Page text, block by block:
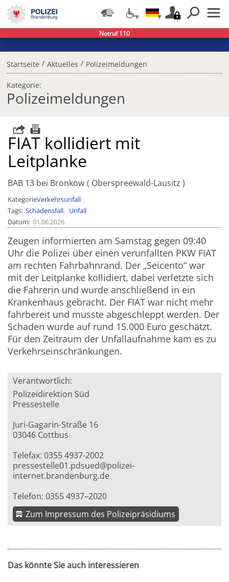
Startseite / Aktuelles / Polizeimeldungen
Kategorie:
Polizeimeldungen
FIAT kollidiert mit
Leitplanke
BAB 13 bei Bronkow Oberspreewald-Lausitz
KategorieVerkehrsunfall
Tags Schadensfall
Unfall
Datum 01.06.2026
Zeugen informierten am Samstag gegen 09:40
Uhr die Polizei über einen verunfallten PKW FIAT
am rechten Fahrbahnrand. Der „Seicento“ war
mit der Leitplanke kollidiert, dabei verletzte sich
die Fahrerin und wurde anschließend in ein
Krankenhaus gebracht. Der FIAT war nicht mehr
fahrbereit und musste abgeschleppt werden. Der
Schaden wurde auf rund 15.000 Euro geschätzt.
Für den Zeitraum der Unfallaufnahme kam es zu
Verkehrseinschränkungen.
Verantwortlich:
Polizeidirektion Süd
Pressestelle
Juri-Gagarin-Straße 16
03046 Cottbus
Telefax: 0355 4937-2002
pressestelle01.pdsued@polizei-
internet.brandenburg.de
Telefon: 0355 4937–2020
Zum Impressum des Polizeipräsidiums
Das könnte Sie auch interessieren
Notruf 110